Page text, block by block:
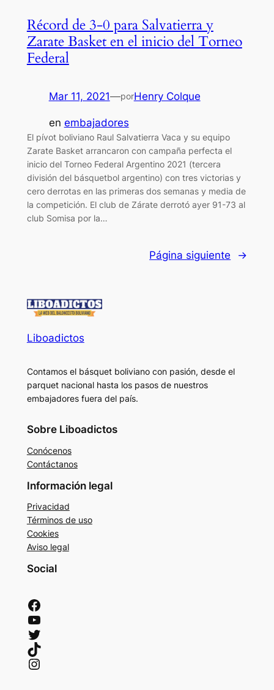
Récord de 3-0 para Salvatierra y
Zarate Basket en el inicio del Torneo
Federal
Mar 11, 2021—porHenry Colque
en embajadores
El pívot boliviano Raul Salvatierra Vaca y su equipo
Zarate Basket arrancaron con campaña perfecta el
inicio del Torneo Federal Argentino 2021 (tercera
división del básquetbol argentino) con tres victorias y
cero derrotas en las primeras dos semanas y media de
la competición. El club de Zárate derrotó ayer 91-73 al
club Somisa por la…
Página siguiente →
Liboadictos
Contamos el básquet boliviano con pasión, desde el
parquet nacional hasta los pasos de nuestros
embajadores fuera del país.
Sobre Liboadictos
Conócenos
Contáctanos
Información legal
Privacidad
Términos de uso
Cookies
Aviso legal
Social
Facebook
YouTube
Twitter
TikTok
Instagram